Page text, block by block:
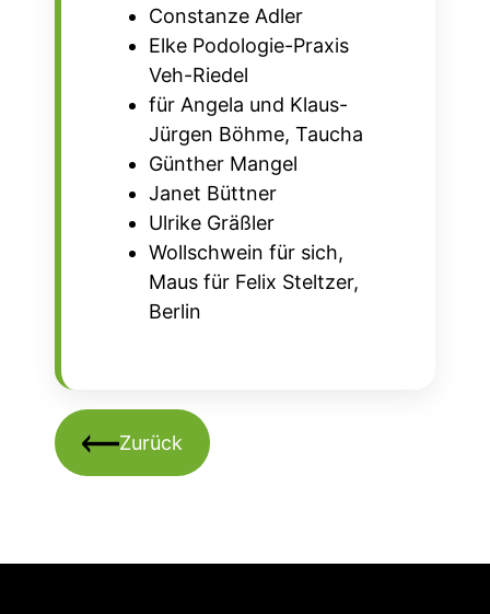
Constanze Adler
Elke Podologie-Praxis
Veh-Riedel
für Angela und Klaus-
Jürgen Böhme, Taucha
Günther Mangel
Janet Büttner
Ulrike Gräßler
Wollschwein für sich,
Maus für Felix Steltzer,
Berlin
Zurück